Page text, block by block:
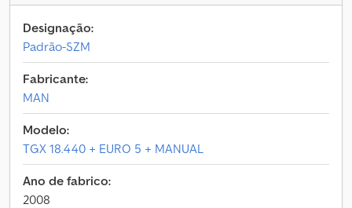
Designação:
Padrão-SZM
Fabricante:
MAN
Modelo:
TGX 18.440 + EURO 5 + MANUAL
Ano de fabrico:
2008